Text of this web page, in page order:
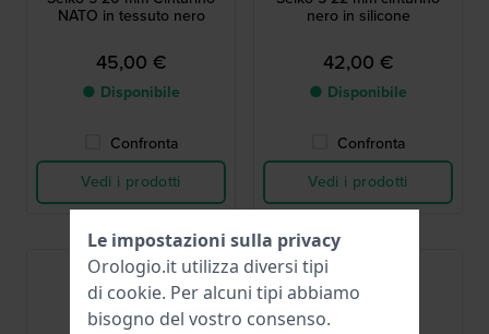
NATO in tessuto nero
45,00 €
● Disponibile
Confronta
Vedi i prodotti
nero in silicone
42,00 €
● Disponibile
Confronta
Vedi i prodotti
Le impostazioni sulla privacy
Orologio.it utilizza diversi tipi
di cookie. Per alcuni tipi abbiamo
bisogno del vostro consenso.